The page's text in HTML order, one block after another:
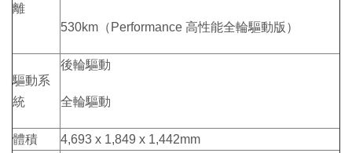
離
530km（Performance 高性能全輪驅動版）
驅動系
統
後輪驅動
全輪驅動
體積 4,693 x 1,849 x 1,442mm